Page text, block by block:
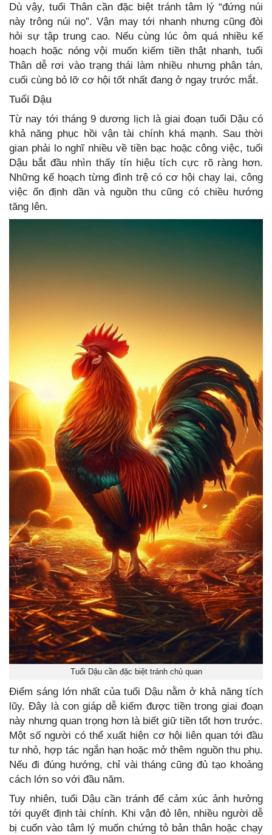
Dù vậy, tuổi Thân cần đặc biệt tránh tâm lý “đứng núi
này trông núi nọ”. Vận may tới nhanh nhưng cũng đòi
hỏi sự tập trung cao. Nếu cùng lúc ôm quá nhiều kế
hoạch hoặc nóng vội muốn kiếm tiền thật nhanh, tuổi
Thân dễ rơi vào trạng thái làm nhiều nhưng phân tán,
cuối cùng bỏ lỡ cơ hội tốt nhất đang ở ngay trước mắt.
Tuổi Dậu
Từ nay tới tháng 9 dương lịch là giai đoạn tuổi Dậu có
khả năng phục hồi vận tài chính khá mạnh. Sau thời
gian phải lo nghĩ nhiều về tiền bạc hoặc công việc, tuổi
Dậu bắt đầu nhìn thấy tín hiệu tích cực rõ ràng hơn.
Những kế hoạch từng đình trệ có cơ hội chạy lại, công
việc ổn định dần và nguồn thu cũng có chiều hướng
tăng lên.
Tuổi Dậu cần đặc biệt tránh chủ quan
Điểm sáng lớn nhất của tuổi Dậu nằm ở khả năng tích
lũy. Đây là con giáp dễ kiếm được tiền trong giai đoạn
này nhưng quan trọng hơn là biết giữ tiền tốt hơn trước.
Một số người có thể xuất hiện cơ hội liên quan tới đầu
tư nhỏ, hợp tác ngắn hạn hoặc mở thêm nguồn thu phụ.
Nếu đi đúng hướng, chỉ vài tháng cũng đủ tạo khoảng
cách lớn so với đầu năm.
Tuy nhiên, tuổi Dậu cần tránh để cảm xúc ảnh hưởng
tới quyết định tài chính. Khi vận đỏ lên, nhiều người dễ
bị cuốn vào tâm lý muốn chứng tỏ bản thân hoặc chạy